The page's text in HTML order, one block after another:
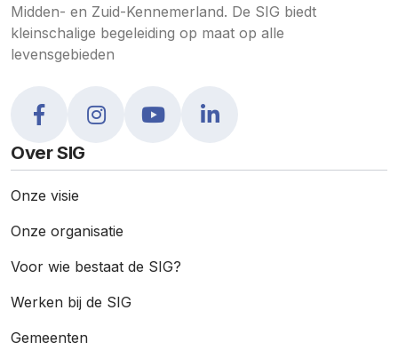
Midden- en Zuid-Kennemerland. De SIG biedt
kleinschalige begeleiding op maat op alle
levensgebieden
Over SIG
Onze visie
Onze organisatie
Voor wie bestaat de SIG?
Werken bij de SIG
Gemeenten